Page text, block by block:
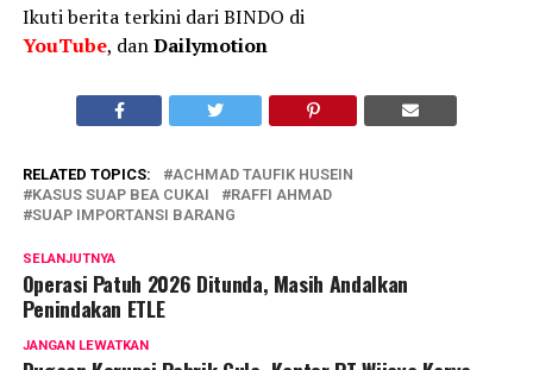
Ikuti berita terkini dari BINDO di
YouTube, danDailymotion
RELATED TOPICS:
ACHMAD TAUFIK HUSEIN
KASUS SUAP BEA CUKAI
RAFFI AHMAD
SUAP IMPORTANSI BARANG
SELANJUTNYA
Operasi Patuh 2026 Ditunda, Masih Andalkan
Penindakan ETLE
JANGAN LEWATKAN